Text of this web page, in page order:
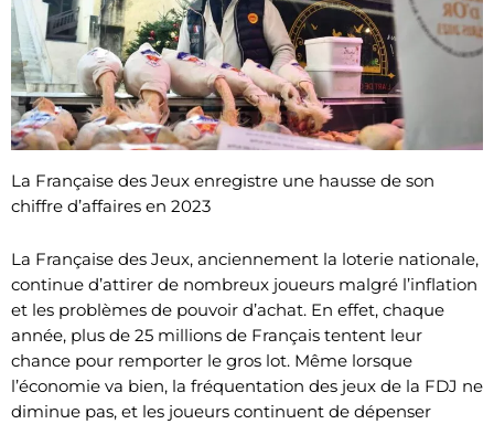
La Française des Jeux enregistre une hausse de son
chiffre d’affaires en 2023
La Française des Jeux, anciennement la loterie nationale,
continue d’attirer de nombreux joueurs malgré l’inflation
et les problèmes de pouvoir d’achat. En effet, chaque
année, plus de 25 millions de Français tentent leur
chance pour remporter le gros lot. Même lorsque
l’économie va bien, la fréquentation des jeux de la FDJ ne
diminue pas, et les joueurs continuent de dépenser